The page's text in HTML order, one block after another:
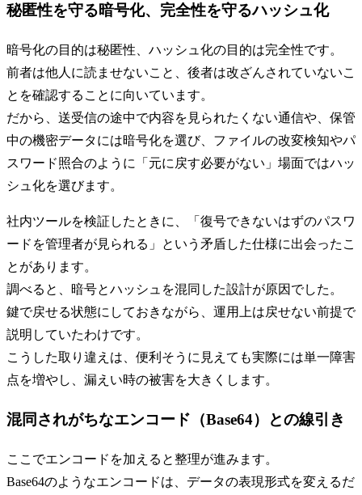
秘匿性を守る暗号化、完全性を守るハッシュ化
暗号化の目的は秘匿性、ハッシュ化の目的は完全性です。
前者は他人に読ませないこと、後者は改ざんされていないこ
とを確認することに向いています。
だから、送受信の途中で内容を見られたくない通信や、保管
中の機密データには暗号化を選び、ファイルの改変検知やパ
スワード照合のように「元に戻す必要がない」場面ではハッ
シュ化を選びます。
社内ツールを検証したときに、「復号できないはずのパスワ
ードを管理者が見られる」という矛盾した仕様に出会ったこ
とがあります。
調べると、暗号とハッシュを混同した設計が原因でした。
鍵で戻せる状態にしておきながら、運用上は戻せない前提で
説明していたわけです。
こうした取り違えは、便利そうに見えても実際には単一障害
点を増やし、漏えい時の被害を大きくします。
混同されがちなエンコード（Base64）との線引き
ここでエンコードを加えると整理が進みます。
Base64のようなエンコードは、データの表現形式を変えるだ